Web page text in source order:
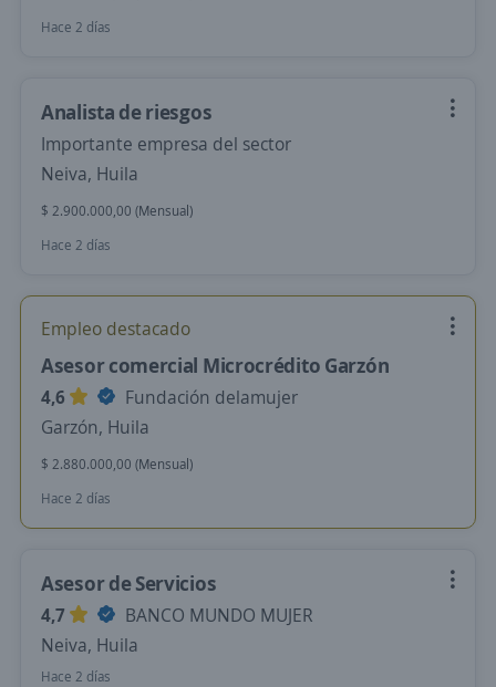
Hace 2 días
Analista de riesgos
Importante empresa del sector
Neiva, Huila
$ 2.900.000,00 (Mensual)
Hace 2 días
Empleo destacado
Asesor comercial Microcrédito Garzón
4,6
Fundación delamujer
Garzón, Huila
$ 2.880.000,00 (Mensual)
Hace 2 días
Asesor de Servicios
4,7
BANCO MUNDO MUJER
Neiva, Huila
Hace 2 días